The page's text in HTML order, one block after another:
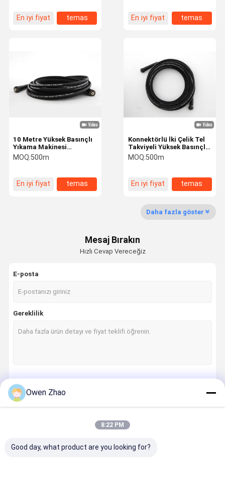
yüksek basınçlı hidrolik hortum
Termoplastik Hidrolik Hortum
Klima Hortumu
Soğutucu Şarj Hortumu
Hidrolik Hortum Bağlantısı
yüksek basınçlı yıkama hortumu
En iyi fiyat temas
En iyi fiyat temas
Konnektörlü İki Çelik Tel
Takviyeli Yüksek Basınçlı
Yıkama Makinesi
Hortumu
MOQ:500m
En iyi fiyat temas
10 Metre Yüksek Basınçlı
Yıkama Makinesi
Hortumu, Hidrolik Kauçuk
Hortum
MOQ:500m
En iyi fiyat temas
Daha fazla göster
Mesaj Bırakın
Hızlı Cevap Vereceğiz
E-posta
Gereklilik
Owen Zhao
8:22 PM
Good day, what product are you looking for?